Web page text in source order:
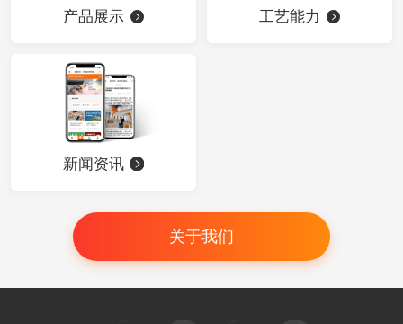
产品展示 工艺能力
新闻资讯
关于我们